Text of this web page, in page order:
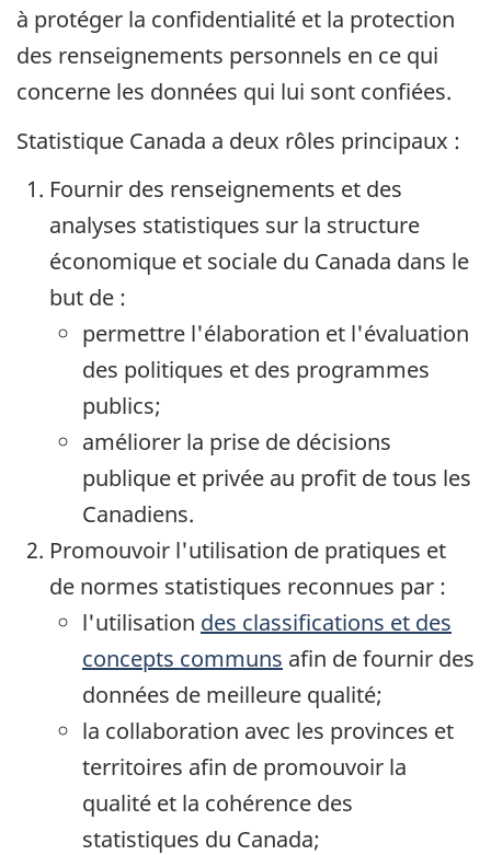
à protéger la confidentialité et la protection
des renseignements personnels en ce qui
concerne les données qui lui sont confiées.
Statistique Canada a deux rôles principaux :
Fournir des renseignements et des
analyses statistiques sur la structure
économique et sociale du Canada dans le
but de :
permettre l'élaboration et l'évaluation
des politiques et des programmes
publics;
améliorer la prise de décisions
publique et privée au profit de tous les
Canadiens.
Promouvoir l'utilisation de pratiques et
de normes statistiques reconnues par :
l'utilisation des classifications et des
concepts communs afin de fournir des
données de meilleure qualité;
la collaboration avec les provinces et
territoires afin de promouvoir la
qualité et la cohérence des
statistiques du Canada;